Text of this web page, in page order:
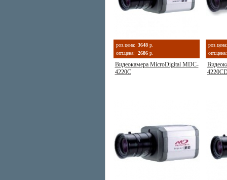
роз.цена: 3648 р.
опт.цена:
2686 р.
Видеокамера MicroDigital MDC-
4220C
роз.цена:
опт.цена: